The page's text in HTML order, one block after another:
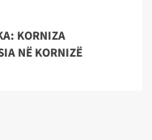
KORNIZA
NË KORNIZË